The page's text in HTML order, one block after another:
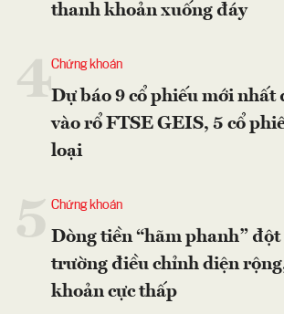
thanh khoản xuống đáy
4Chứng khoán
Dự báo 9 cổ phiếu mới nhất
vào rổ FTSE GEIS, 5 cổ
loại
Chứng khoán
Dòng tiền “hãm phanh”
trường điều chỉnh diện
khoản cực thấp